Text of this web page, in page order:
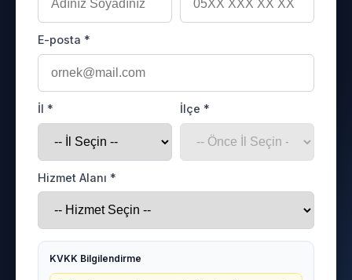
E-posta *
İl * İlçe *
Hizmet Alanı *
KVKK Bilgilendirme